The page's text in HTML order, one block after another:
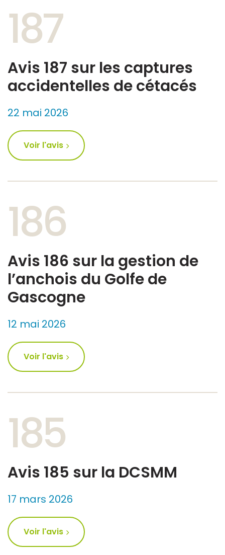
187
Avis 187 sur les captures
accidentelles de cétacés
22 mai 2026
Voir l'avis
186
Avis 186 sur la gestion de
l’anchois du Golfe de
Gascogne
12 mai 2026
Voir l'avis
185
Avis 185 sur la DCSMM
17 mars 2026
Voir l'avis